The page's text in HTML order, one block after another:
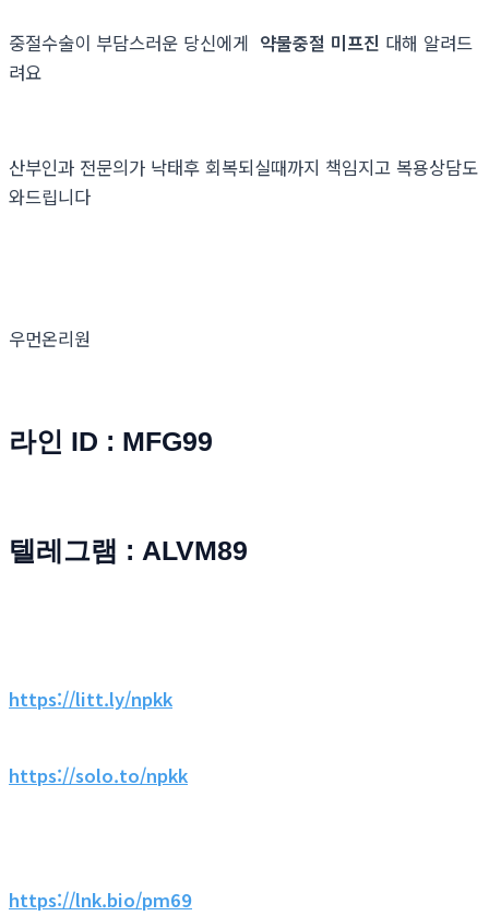
중절수술이 부담스러운 당신에게 약물중절 미프진 대해 알려드
려요
산부인과 전문의가 낙태후 회복되실때까지 책임지고 복용상담도
와드립니다
우먼온리원
라인 ID : MFG99
텔레그램 : ALVM89
https://litt.ly/npkk
https://solo.to/npkk
https://lnk.bio/pm69